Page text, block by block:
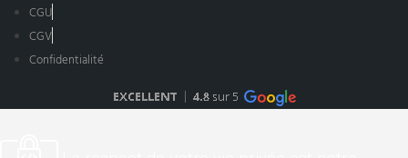
CGU
CGV
Confidentialité